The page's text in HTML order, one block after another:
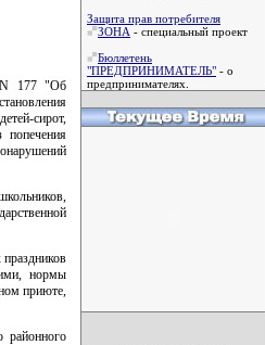
N 177 "Об
сирот,
попечения
нормы
приюте,
районного
Защита прав потребителя
ЗОНА - специальный проект
Бюллетень
"ПРЕДПРИНИМАТЕЛЬ" - о
предпринимателях.